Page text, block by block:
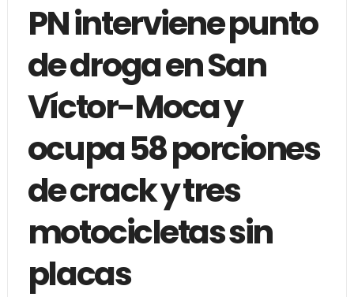
PN interviene punto
de droga en San
Víctor-Moca y
ocupa 58 porciones
de crack y tres
motocicletas sin
placas